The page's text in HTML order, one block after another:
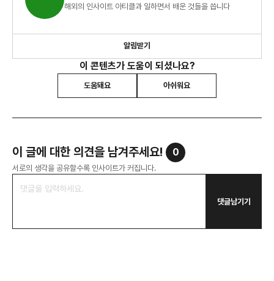
해외의 인사이트 아티클과 일하면서 배운 것들을 씁니다
알림받기
이 콘텐츠가 도움이 되셨나요?
도움돼요 아쉬워요
이 글에 대한 의견을 남겨주세요! 0
서로의 생각을 공유할수록 인사이트가 커집니다.
댓글남기기